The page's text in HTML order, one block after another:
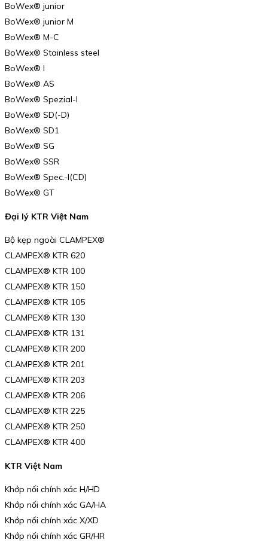
BoWex® junior
BoWex® junior M
BoWex® M-C
BoWex® Stainless steel
BoWex® I
BoWex® AS
BoWex® Spezial-I
BoWex® SD(-D)
BoWex® SD1
BoWex® SG
BoWex® SSR
BoWex® Spec.-I(CD)
BoWex® GT
Đại lý KTR Việt Nam
Bộ kẹp ngoài CLAMPEX®
CLAMPEX® KTR 620
CLAMPEX® KTR 100
CLAMPEX® KTR 150
CLAMPEX® KTR 105
CLAMPEX® KTR 130
CLAMPEX® KTR 131
CLAMPEX® KTR 200
CLAMPEX® KTR 201
CLAMPEX® KTR 203
CLAMPEX® KTR 206
CLAMPEX® KTR 225
CLAMPEX® KTR 250
CLAMPEX® KTR 400
KTR Việt Nam
Khớp nối chính xác H/HD
Khớp nối chính xác GA/HA
Khớp nối chính xác X/XD
Khớp nối chính xác GR/HR